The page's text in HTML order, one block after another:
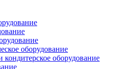
оборудование
кондитерское оборудование